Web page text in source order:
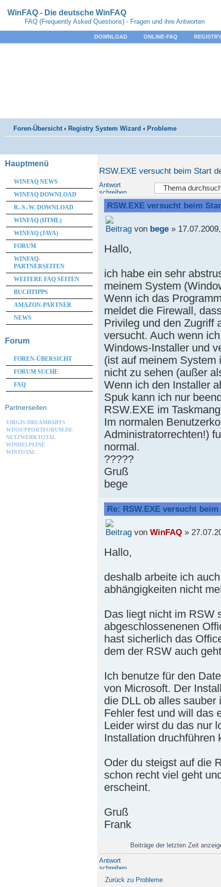
WinFAQ - Die deutsche WinFAQ
FAQ (Frequently Asked Questions) - Fragen und ihre Antworten
DOWNLOAD ONLINE-FAQ
Foren-Übersicht ‹ Registry System Wizard ‹ Probleme
RSW.EXE versucht beim Start
Antwort
schreiben
RSW.EXE versucht beim
von bege»
Hallo,
ich habe ein sehr
meinem System
Wenn ich das
meldet die Firewall,
Privileg und den Zugriff
versucht. Auch wenn
Windows-Installer und
(ist auf meinem
nicht zu sehen (außer
Wenn ich den Installer
Spuk kann ich nur
RSW.EXE im
Im normalen
Administratorrechten!)
normal.
?????
Gruß
bege
Re: RSW.EXE versucht
von WinFAQ»
Hallo,
deshalb arbeite ich
abhängigkeiten nicht
Das liegt nicht im RSW
abgeschlossenenen
hast sicherlich das
dem der RSW auch
Ich benutze für den
von Microsoft. Der
die DLL ob alles
Fehler fest und will das
Leider wirst du das nur
Installation druchführen
Oder du steigst auf die
schon recht viel geht
erscheint.
Gruß
Frank
Beiträge der letzten Zeit
Antwort
schreiben
Zurück zu Probleme
Hauptmenü
WINFAQ NEWS
WINFAQ DOWNLOAD
R.-S.-W. DOWNLOAD
WINFAQ (HTML)
WINFAQ (JAVA)
FORUM
WINFAQ-
PARTNERSEITEN
WEITERE FAQ SEITEN
BUCHTIPPS
AMAZON-PARTNER
NEWS
Forum
FOREN-ÜBERSICHT
FORUM SUCHE
FAQ
Partnerseiten
VIRGIS-DREAMBABYS
WINSUPPORTFORUM.DE
NETZWERKTOTAL
WINHELPLINE
WINTOTAL